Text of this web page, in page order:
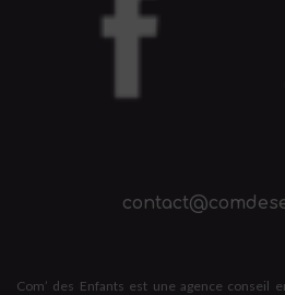
Com’ des Enfants est une agence conseil